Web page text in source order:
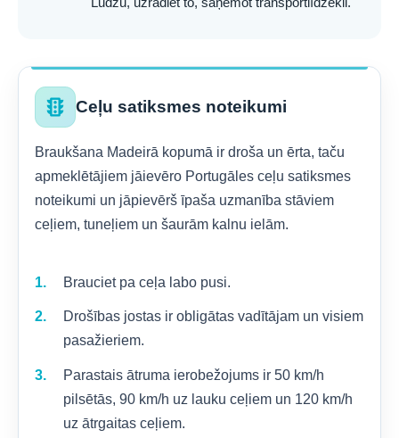
traffic Ceļu satiksmes noteikumi
Braukšana Madeirā kopumā ir droša un ērta, taču
apmeklētājiem jāievēro Portugāles ceļu satiksmes
noteikumi un jāpievērš īpaša uzmanība stāviem
ceļiem, tuneļiem un šaurām kalnu ielām.
Brauciet pa ceļa labo pusi.
Drošības jostas ir obligātas vadītājam un visiem
pasažieriem.
Parastais ātruma ierobežojums ir 50 km/h
pilsētās, 90 km/h uz lauku ceļiem un 120 km/h
uz ātrgaitas ceļiem.